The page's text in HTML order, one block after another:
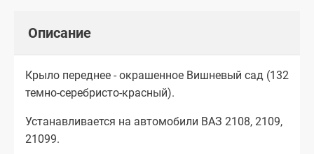
Описание
Крыло переднее - окрашенное Вишневый сад (132
темно-серебристо-красный).
Устанавливается на автомобили ВАЗ 2108, 2109,
21099.